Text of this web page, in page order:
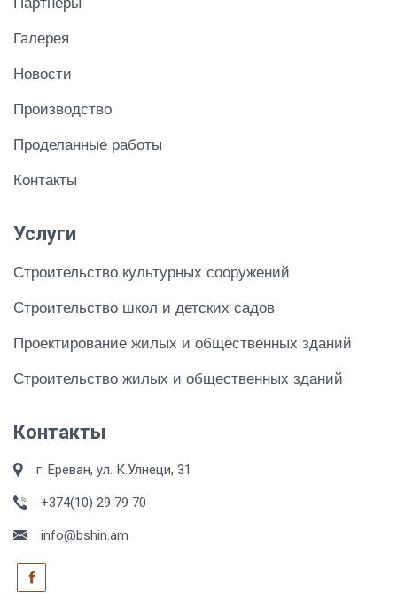
Галерея
Новости
Производство
Проделанные работы
Контакты
Услуги
Строительство культурных сооружений
Строительство школ и детских садов
Проектирование жилых и общественных зданий
Строительство жилых и общественных зданий
Контакты
г. Ереван, ул. К.Улнеци, 31
+374(10) 29 79 70
info@bshin.am